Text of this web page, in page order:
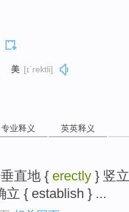
美 [ɪˈrektli]
专业释义 英英释义
直地 { erectly } 竖
立 { establish } ...